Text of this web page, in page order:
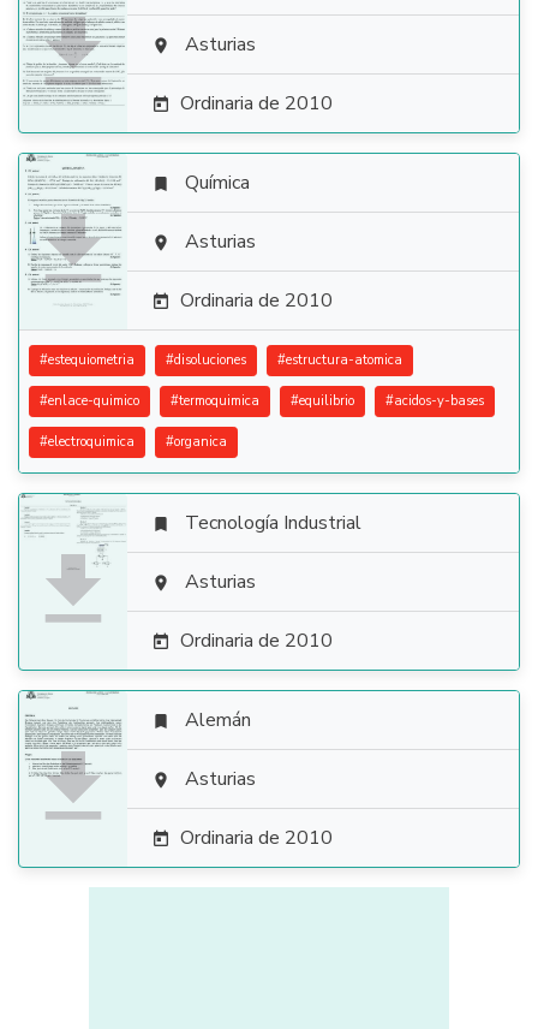
  Asturias
 Ordinaria de 2010

 Química
 Asturias
 Ordinaria de 2010
#estequiometria #disoluciones #estructura-atomica
#enlace-quimico #termoquimica #equilibrio #acidos-y-bases
#electroquimica #organica

 Tecnología Industrial
 Asturias
 Ordinaria de 2010

 Alemán
 Asturias
 Ordinaria de 2010